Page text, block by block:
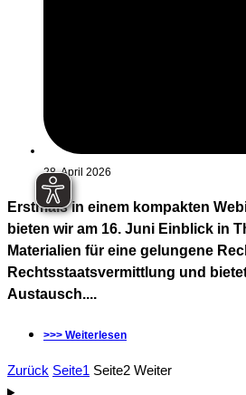
28. April 2026
Erstmals in einem kompakten
bieten wir am 16. Juni Einblick in
Materialien für eine gelungene
Rechtsstaatsvermittlung und
Austausch....
>>> Weiterlesen
Zurück Seite1 Seite2 Weiter